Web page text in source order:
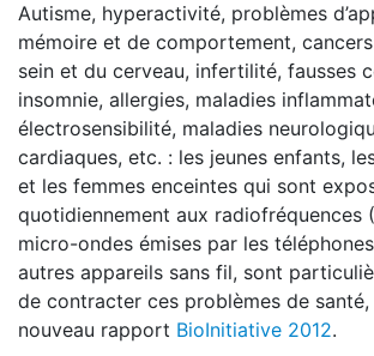
Autisme, hyperactivité, problèmes
mémoire et de comportement,
sein et du cerveau, infertilité, fausses
insomnie, allergies, maladies
électrosensibilité, maladies
cardiaques, etc. : les jeunes enfants,
et les femmes enceintes qui sont
quotidiennement aux radiofréquences
micro-ondes émises par les
autres appareils sans fil, sont
de contracter ces problèmes de santé,
nouveau rapport BioInitiative 2012.